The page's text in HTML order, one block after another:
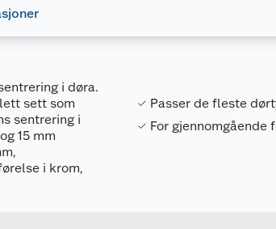
i døra.
sett som
sentrering i
15 mm
i krom,
Passer de fleste
For gjennomgående